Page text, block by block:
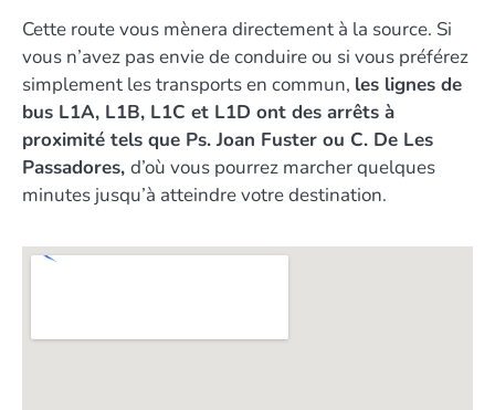
Cette route vous mènera directement à la source. Si
vous n’avez pas envie de conduire ou si vous préférez
simplement les transports en commun, les lignes de
bus L1A, L1B, L1C et L1D ont des arrêts à
proximité tels que Ps. Joan Fuster ou C. De Les
Passadores, d’où vous pourrez marcher quelques
minutes jusqu’à atteindre votre destination.